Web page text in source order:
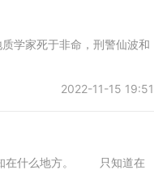
刑警仙波和
2022-11-15 19:51
只知道在